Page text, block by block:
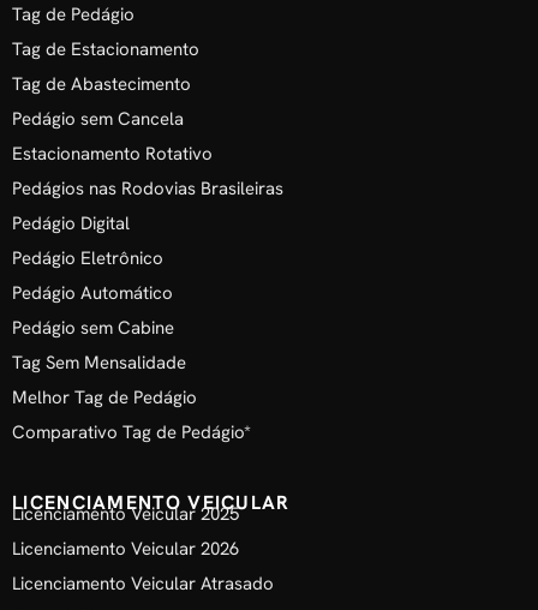
Tag de Pedágio
Tag de Estacionamento
Tag de Abastecimento
Pedágio sem Cancela
Estacionamento Rotativo
Pedágios nas Rodovias Brasileiras
Pedágio Digital
Pedágio Eletrônico
Pedágio Automático
Pedágio sem Cabine
Tag Sem Mensalidade
Melhor Tag de Pedágio
Comparativo Tag de Pedágio*
LICENCIAMENTO VEICULAR
Licenciamento Veicular 2025
Licenciamento Veicular 2026
Licenciamento Veicular Atrasado